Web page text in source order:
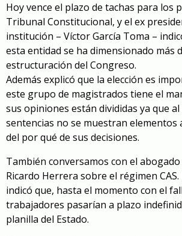
Hoy vence el plazo de tachas para los
Tribunal Constitucional, y el ex
institución – Víctor García Toma –
esta entidad se ha dimensionado más
estructuración del Congreso.
Además explicó que la elección es
este grupo de magistrados tiene el
sus opiniones están divididas ya que
sentencias no se muestran
del por qué de sus decisiones.
También conversamos con el
Ricardo Herrera sobre el régimen CAS.
indicó que, hasta el momento con el
trabajadores pasarían a plazo
planilla del Estado.